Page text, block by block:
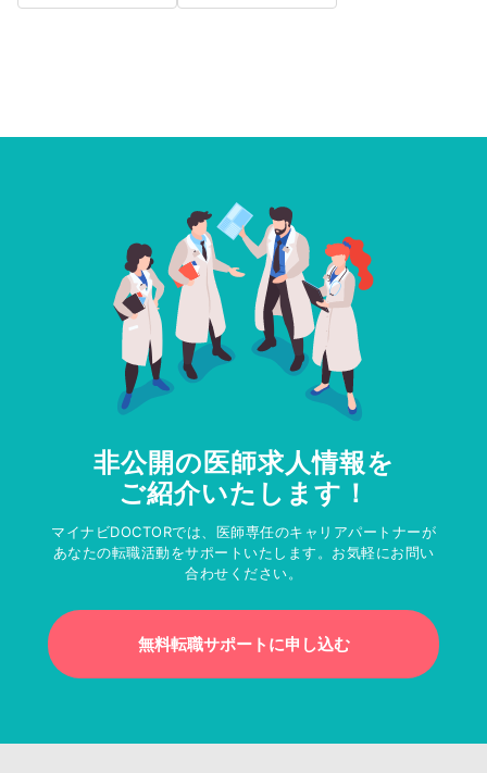
非公開の医師求人情報を
ご紹介いたします！
マイナビDOCTORでは、医師専任のキャリアパートナーが
あなたの転職活動をサポートいたします。お気軽にお問い
合わせください。
無料転職サポートに申し込む